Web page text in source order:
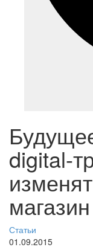
digital-
магазин
Статьи
01.09.2015